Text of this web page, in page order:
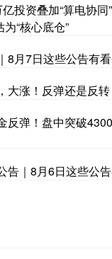
投资叠加“算电协
“核心底仓”
8月7日这些公告有
大涨！反弹还是反
反弹！盘中突破
告｜8月6日这些公